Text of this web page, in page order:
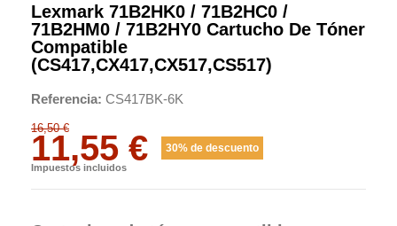
Lexmark 71B2HK0 / 71B2HC0 /
71B2HM0 / 71B2HY0 Cartucho De Tóner
Compatible
(CS417,CX417,CX517,CS517)
Referencia CS417BK-6K
16,50 €
11,55 € 30% de descuento
Impuestos incluidos